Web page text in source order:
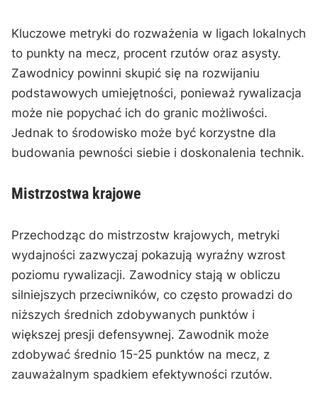
Kluczowe metryki do rozważenia w ligach lokalnych
to punkty na mecz, procent rzutów oraz asysty.
Zawodnicy powinni skupić się na rozwijaniu
podstawowych umiejętności, ponieważ rywalizacja
może nie popychać ich do granic możliwości.
Jednak to środowisko może być korzystne dla
budowania pewności siebie i doskonalenia technik.
Mistrzostwa krajowe
Przechodząc do mistrzostw krajowych, metryki
wydajności zazwyczaj pokazują wyraźny wzrost
poziomu rywalizacji. Zawodnicy stają w obliczu
silniejszych przeciwników, co często prowadzi do
niższych średnich zdobywanych punktów i
większej presji defensywnej. Zawodnik może
zdobywać średnio 15-25 punktów na mecz, z
zauważalnym spadkiem efektywności rzutów.